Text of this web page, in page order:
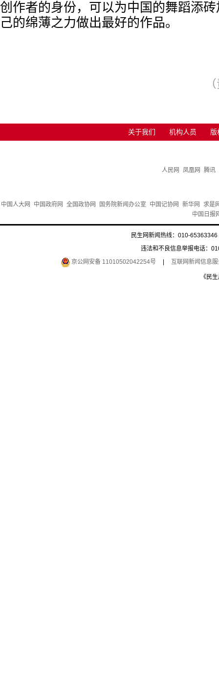
创作者的身份，可以为中国的舞蹈添
己的绵薄之力做出最好的作品。
关于我们 机构人员 版
人民网 凤凰网 腾讯
中国人大网 中国政府网 全国政协网 国务院新闻办公室 中国记协网 新华网
求是
中国日报
民生网新闻热线：010-
违法和不良信息举报电话：
京公网安备 11010502042254号
互联网新闻信息
《民